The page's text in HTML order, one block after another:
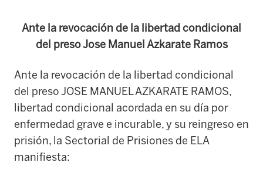
Ante la revocación de la libertad condicional
del preso Jose Manuel Azkarate Ramos
Ante la revocación de la libertad condicional
del preso JOSE MANUEL AZKARATE RAMOS,
libertad condicional acordada en su día por
enfermedad grave e incurable, y su reingreso en
prisión, la Sectorial de Prisiones de ELA
manifiesta: